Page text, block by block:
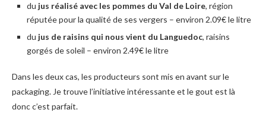
du jus réalisé avec les pommes du Val de Loire, région
réputée pour la qualité de ses vergers – environ 2.09€ le litre
du jus de raisins qui nous vient du Languedoc, raisins
gorgés de soleil – environ 2.49€ le litre
Dans les deux cas, les producteurs sont mis en avant sur le
packaging. Je trouve l’initiative intéressante et le gout est là
donc c’est parfait.